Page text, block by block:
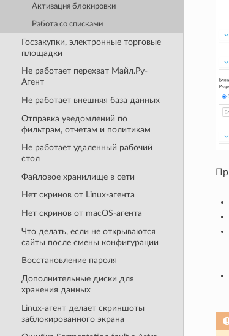
Активация блокировки
Работа со списками
Госзакупки, электронные торговые
площадки
Не работает перехват Майл.Ру-
Агент
Не работает внешняя база данных
Отправка уведомлений по
фильтрам, отчетам и политикам
Не работает удаленный рабочий
стол
Файловое хранилище в сети
Нет скринов от Linux-агента
Нет скринов от macOS-агента
Что делать, если не открываются
сайты после смены конфигурации
Восстановление пароля
Дополнительные диски для
хранения данных
Linux-агент делает скриншоты
заблокированного экрана